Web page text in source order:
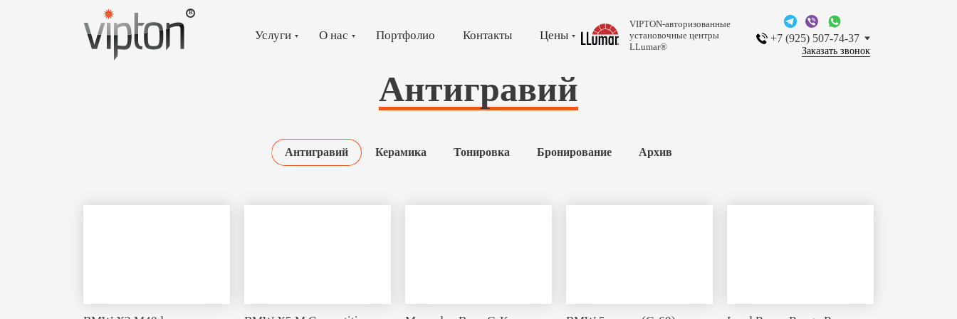
Услуги О нас Портфолио Контакты Цены
VIPTON-авторизованные
установочные центры
LLumar®
+7 (925) 507-74-37
Заказать звонок
Антигравий
Керамика
Антигравий Тонировка Бронирование Архив